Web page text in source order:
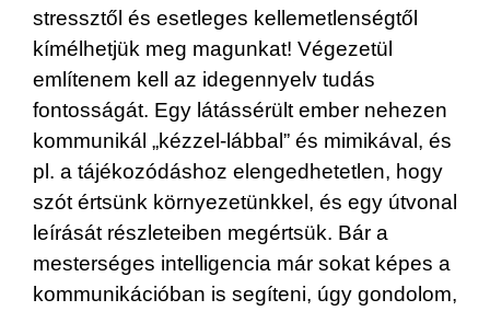
stressztől és esetleges kellemetlenségtől
kímélhetjük meg magunkat! Végezetül
említenem kell az idegennyelv tudás
fontosságát. Egy látássérült ember nehezen
kommunikál „kézzel-lábbal” és mimikával, és
pl. a tájékozódáshoz elengedhetetlen, hogy
szót értsünk környezetünkkel, és egy útvonal
leírását részleteiben megértsük. Bár a
mesterséges intelligencia már sokat képes a
kommunikációban is segíteni, úgy gondolom,